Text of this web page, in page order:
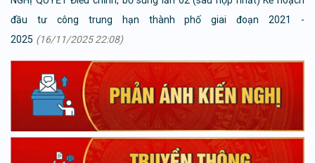
đầu tư công trung hạn thành phố giai đoạn 2021 -
2025 (16/11/2025 22:08)